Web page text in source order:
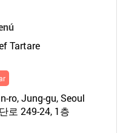
Tartare
ro, Jung-gu, Seoul
로 249-24, 1층